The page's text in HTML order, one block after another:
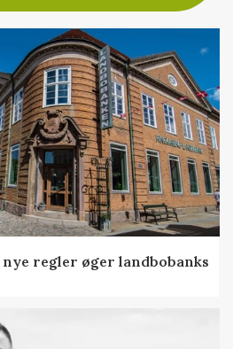
regler øger landbobanks